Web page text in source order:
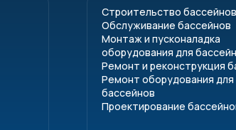
Строительство
Обслуживание бассейнов
Монтаж и пусконаладка
оборудования для
Ремонт и реконструкция
Ремонт оборудования для
бассейнов
Проектирование